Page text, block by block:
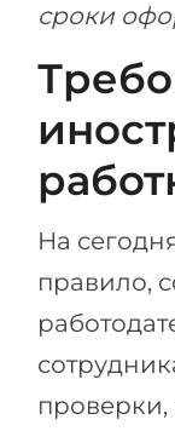
сроки
На
правило,
проверки,